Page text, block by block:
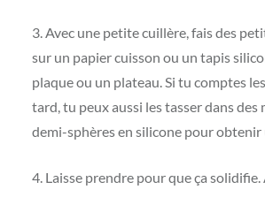
3. Avec une petite cuillère, fais des
sur un papier cuisson ou un tapis
plaque ou un plateau. Si tu comptes
tard, tu peux aussi les tasser dans des
demi-sphères en silicone pour obtenir
4. Laisse prendre pour que ça